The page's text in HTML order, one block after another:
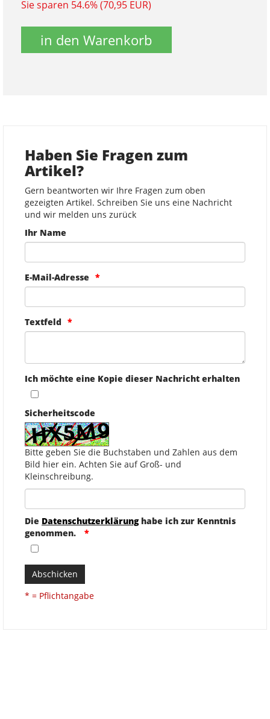
Sie sparen 54.6% (70,95 EUR)
in den Warenkorb
Haben Sie Fragen zum
Artikel?
Gern beantworten wir Ihre Fragen zum oben
gezeigten Artikel. Schreiben Sie uns eine Nachricht
und wir melden uns zurück
Ihr Name
E-Mail-Adresse
Textfeld
Ich möchte eine Kopie dieser Nachricht erhalten
Sicherheitscode
Bitte geben Sie die Buchstaben und Zahlen aus dem
Bild hier ein. Achten Sie auf Groß- und
Kleinschreibung.
Die Datenschutzerklärunghabe ich zur Kenntnis
genommen.
Abschicken
* = Pflichtangabe